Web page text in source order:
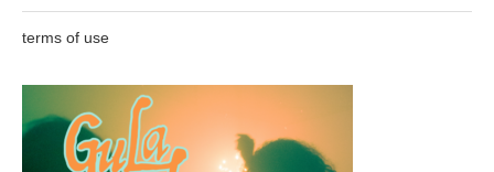
terms of use